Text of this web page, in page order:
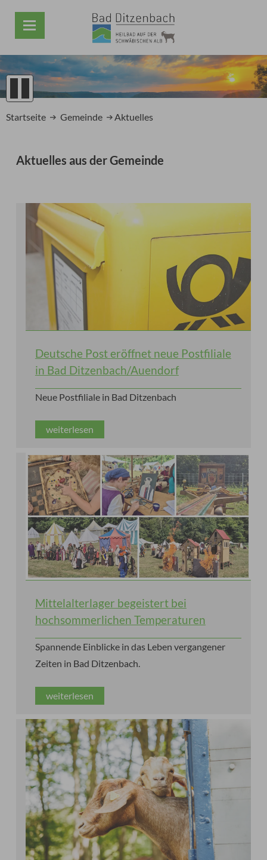
PrevNext
Startseite Gemeinde Aktuelles
Aktuelles aus der Gemeinde
Deutsche Post eröffnet neue Postfiliale
in Bad Ditzenbach/Auendorf
Neue Postfiliale in Bad Ditzenbach
weiterlesen
Mittelalterlager begeistert bei
hochsommerlichen Temperaturen
Spannende Einblicke in das Leben vergangener
Zeiten in Bad Ditzenbach.
weiterlesen